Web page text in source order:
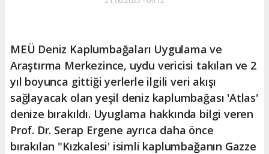
MEÜ Deniz Kaplumbağaları Uygulama ve
Araştırma Merkezince, uydu vericisi takılan ve 2
yıl boyunca gittiği yerlerle ilgili veri akışı
sağlayacak olan yeşil deniz kaplumbağası 'Atlas'
denize bırakıldı. Uyuglama hakkında bilgi veren
Prof. Dr. Serap Ergene ayrıca daha önce
bırakılan "Kızkalesi' isimli kaplumbağanın Gazze